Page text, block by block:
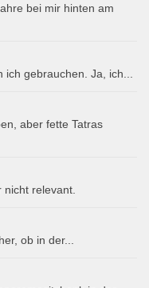
bei mir hinten am
gebrauchen. Ja, ich...
aber fette Tatras
relevant.
ob in der...